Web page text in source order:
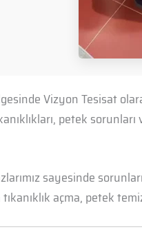
Vizyon Tesisat
petek
sayesinde
açma, petek